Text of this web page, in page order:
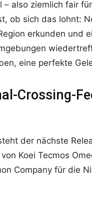
– also ziemlich fair
ob sich das lohnt:
erkunden und
eine perfekte
Crossing-
der nächste
Koei Tecmos
Company für die